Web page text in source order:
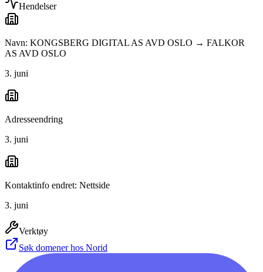
Hendelser
Navn: KONGSBERG DIGITAL AS AVD OSLO → FALKOR
AS AVD OSLO
3. juni
Adresseendring
3. juni
Kontaktinfo endret: Nettside
3. juni
Verktøy
Søk domener hos Norid